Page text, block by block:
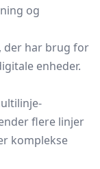
og
der har brug for
enheder.
flere linjer
komplekse